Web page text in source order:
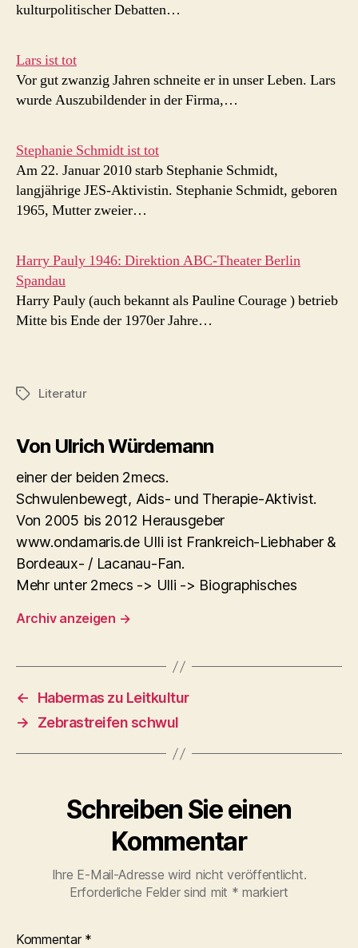
kulturpolitischer Debatten…
Lars ist tot
Vor gut zwanzig Jahren schneite er in unser Leben. Lars
wurde Auszubildender in der Firma,…
Stephanie Schmidt ist tot
Am 22. Januar 2010 starb Stephanie Schmidt,
langjährige JES-Aktivistin. Stephanie Schmidt, geboren
1965, Mutter zweier…
Harry Pauly 1946: Direktion ABC-Theater Berlin
Spandau
Harry Pauly (auch bekannt als Pauline Courage ) betrieb
Mitte bis Ende der 1970er Jahre…
Schlagwörter
Literatur
Von Ulrich Würdemann
einer der beiden 2mecs.
Schwulenbewegt, Aids- und Therapie-Aktivist.
Von 2005 bis 2012 Herausgeber
www.ondamaris.de Ulli ist Frankreich-Liebhaber &
Bordeaux- / Lacanau-Fan.
Mehr unter 2mecs -> Ulli -> Biographisches
Archiv anzeigen →
←
Habermas zu Leitkultur
→
Zebrastreifen schwul
Schreiben Sie einen
Kommentar
Ihre E-Mail-Adresse wird nicht veröffentlicht.
Erforderliche Felder sind mit * markiert
Kommentar *